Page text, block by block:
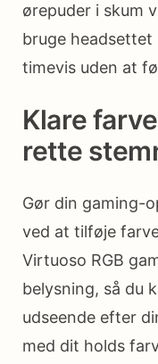
ørepuder i skum
bruge
timevis uden at
Klare
rette
Gør din gaming-
ved at tilføje
Virtuoso RGB
belysning, så du
udseende efter
med dit holds